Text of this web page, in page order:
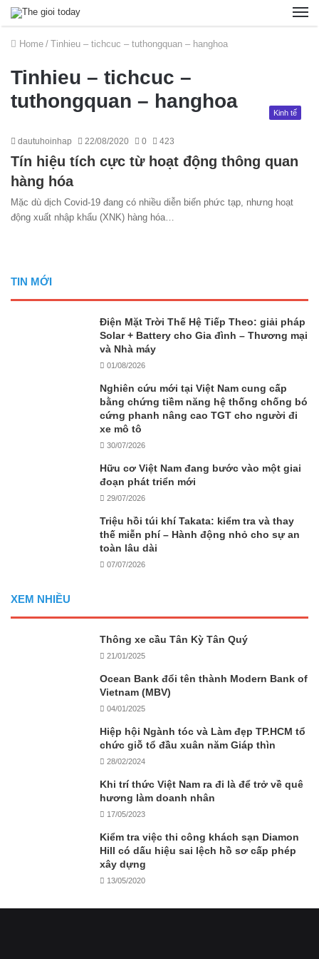
Home / Tinhieu – tichcuc – tuthongquan – hanghoa
Tinhieu – tichcuc –
tuthongquan – hanghoa
Kinh tế
dautuhoinhap 22/08/2020 0 423
Tín hiệu tích cực từ hoạt động thông quan
hàng hóa
Mặc dù dịch Covid-19 đang có nhiều diễn biến phức tạp, nhưng hoạt
động xuất nhập khẩu (XNK) hàng hóa…
TIN MỚI
Điện Mặt Trời Thế Hệ Tiếp Theo: giải pháp
Solar + Battery cho Gia đình – Thương mại
và Nhà máy
01/08/2026
Nghiên cứu mới tại Việt Nam cung cấp
bằng chứng tiềm năng hệ thống chống bó
cứng phanh nâng cao TGT cho người đi
xe mô tô
30/07/2026
Hữu cơ Việt Nam đang bước vào một giai
đoạn phát triển mới
29/07/2026
Triệu hồi túi khí Takata: kiểm tra và thay
thế miễn phí – Hành động nhỏ cho sự an
toàn lâu dài
07/07/2026
XEM NHIỀU
Thông xe cầu Tân Kỳ Tân Quý
21/01/2025
Ocean Bank đổi tên thành Modern Bank of
Vietnam (MBV)
04/01/2025
Hiệp hội Ngành tóc và Làm đẹp TP.HCM tổ
chức giỗ tổ đầu xuân năm Giáp thìn
28/02/2024
Khi trí thức Việt Nam ra đi là để trở về quê
hương làm doanh nhân
17/05/2023
Kiểm tra việc thi công khách sạn Diamon
Hill có dấu hiệu sai lệch hồ sơ cấp phép
xây dựng
13/05/2020